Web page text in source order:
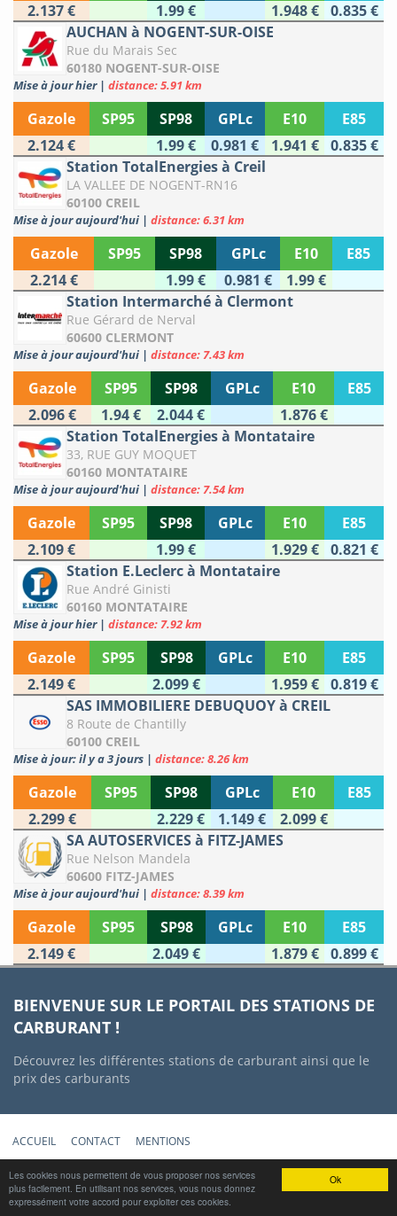
Ok
Les cookies nous permettent de vous proposer nos services
plus facilement. En utilisant nos services, vous nous donnez
expressément votre accord pour exploiter ces cookies.
2.137 €
1.99 € 1.948 €
0.835 €
AUCHAN à NOGENT-SUR-OISE
Rue du Marais Sec
60180 NOGENT-SUR-OISE
Mise à jour hier | distance: 5.91 km
Gazole SP95 SP98 GPLc E10
E85
2.124 €
1.99 € 0.981 € 1.941 €
0.835 €
Station TotalEnergies à Creil
LA VALLEE DE NOGENT-RN16
60100 CREIL
Mise à jour aujourd'hui | distance: 6.31 km
Gazole SP95 SP98 GPLc E10
E85
2.214 €
1.99 € 0.981 €
1.99 €
Station Intermarché à Clermont
Rue Gérard de Nerval
60600 CLERMONT
Mise à jour aujourd'hui | distance: 7.43 km
Gazole SP95 SP98 GPLc E10
E85
2.096 €
1.94 € 2.044 €
1.876 €
Station TotalEnergies à Montataire
33, RUE GUY MOQUET
60160 MONTATAIRE
Mise à jour aujourd'hui | distance: 7.54 km
Gazole SP95 SP98 GPLc E10
E85
2.109 €
1.99 € 1.929 €
0.821 €
Station E.Leclerc à Montataire
Rue André Ginisti
60160 MONTATAIRE
Mise à jour hier | distance: 7.92 km
Gazole SP95 SP98 GPLc E10
E85
2.149 €
2.099 € 1.959 €
0.819 €
SAS IMMOBILIERE DEBUQUOY à CREIL
8 Route de Chantilly
60100 CREIL
Mise à jour: il y a 3 jours | distance: 8.26 km
Gazole SP95 SP98 GPLc E10
E85
2.299 €
2.229 € 1.149 €
2.099 €
SA AUTOSERVICES à FITZ-JAMES
Rue Nelson Mandela
60600 FITZ-JAMES
Mise à jour aujourd'hui | distance: 8.39 km
Gazole SP95 SP98 GPLc E10
E85
2.149 €
2.049 € 1.879 € 0.899 €
BIENVENUE SUR LE PORTAIL DES STATIONS DE
CARBURANT !
Découvrez les différentes stations de carburant ainsi que le
prix des carburants
ACCUEIL CONTACT
MENTIONS
Copyright © 2012-2022 Stations-Carburant.com / v5.0.0 (29/06/2022)
Prix des carburants mis à jour quotidiennement à partir des données
gouvernementales https://www.data.gouv.fr/fr/